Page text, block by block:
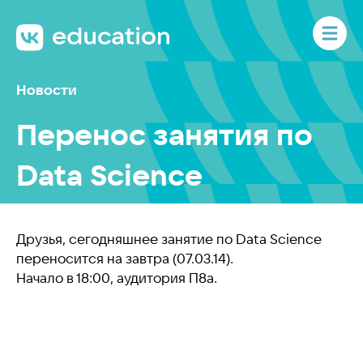
Новости
Перенос занятия по
Data Science
Друзья, сегодняшнее занятие по Data Science
переносится на завтра (07.03.14).
Начало в 18:00, аудитория П8а.